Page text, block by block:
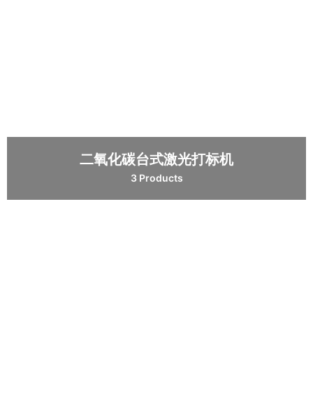
二氧化碳台式激光打标机
3 Products